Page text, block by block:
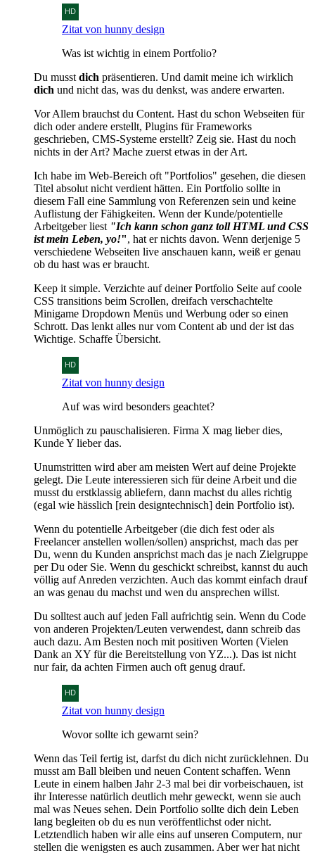
Zitat von hunny design
Was ist wichtig in einem Portfolio?
Du musst dich präsentieren. Und damit meine ich wirklich
dich und nicht das, was du denkst, was andere erwarten.
Vor Allem brauchst du Content. Hast du schon Webseiten für
dich oder andere erstellt, Plugins für Frameworks
geschrieben, CMS-Systeme erstellt? Zeig sie. Hast du noch
nichts in der Art? Mache zuerst etwas in der Art.
Ich habe im Web-Bereich oft "Portfolios" gesehen, die diesen
Titel absolut nicht verdient hätten. Ein Portfolio sollte in
diesem Fall eine Sammlung von Referenzen sein und keine
Auflistung der Fähigkeiten. Wenn der Kunde/potentielle
Arbeitgeber liest "Ich kann schon ganz toll HTML und CSS
ist mein Leben, yo!", hat er nichts davon. Wenn derjenige 5
verschiedene Webseiten live anschauen kann, weiß er genau
ob du hast was er braucht.
Keep it simple. Verzichte auf deiner Portfolio Seite auf coole
CSS transitions beim Scrollen, dreifach verschachtelte
Minigame Dropdown Menüs und Werbung oder so einen
Schrott. Das lenkt alles nur vom Content ab und der ist das
Wichtige. Schaffe Übersicht.
Zitat von hunny design
Auf was wird besonders geachtet?
Unmöglich zu pauschalisieren. Firma X mag lieber dies,
Kunde Y lieber das.
Unumstritten wird aber am meisten Wert auf deine Projekte
gelegt. Die Leute interessieren sich für deine Arbeit und die
musst du erstklassig abliefern, dann machst du alles richtig
(egal wie hässlich [rein designtechnisch] dein Portfolio ist).
Wenn du potentielle Arbeitgeber (die dich fest oder als
Freelancer anstellen wollen/sollen) ansprichst, mach das per
Du, wenn du Kunden ansprichst mach das je nach Zielgruppe
per Du oder Sie. Wenn du geschickt schreibst, kannst du auch
völlig auf Anreden verzichten. Auch das kommt einfach drauf
an was genau du machst und wen du ansprechen willst.
Du solltest auch auf jeden Fall aufrichtig sein. Wenn du Code
von anderen Projekten/Leuten verwendest, dann schreib das
auch dazu. Am Besten noch mit positiven Worten (Vielen
Dank an XY für die Bereitstellung von YZ...). Das ist nicht
nur fair, da achten Firmen auch oft genug drauf.
Zitat von hunny design
Wovor sollte ich gewarnt sein?
Wenn das Teil fertig ist, darfst du dich nicht zurücklehnen. Du
musst am Ball bleiben und neuen Content schaffen. Wenn
Leute in einem halben Jahr 2-3 mal bei dir vorbeischauen, ist
ihr Interesse natürlich deutlich mehr geweckt, wenn sie auch
mal was Neues sehen. Dein Portfolio sollte dich dein Leben
lang begleiten ob du es nun veröffentlichst oder nicht.
Letztendlich haben wir alle eins auf unseren Computern, nur
stellen die wenigsten es auch zusammen. Aber wer hat nicht